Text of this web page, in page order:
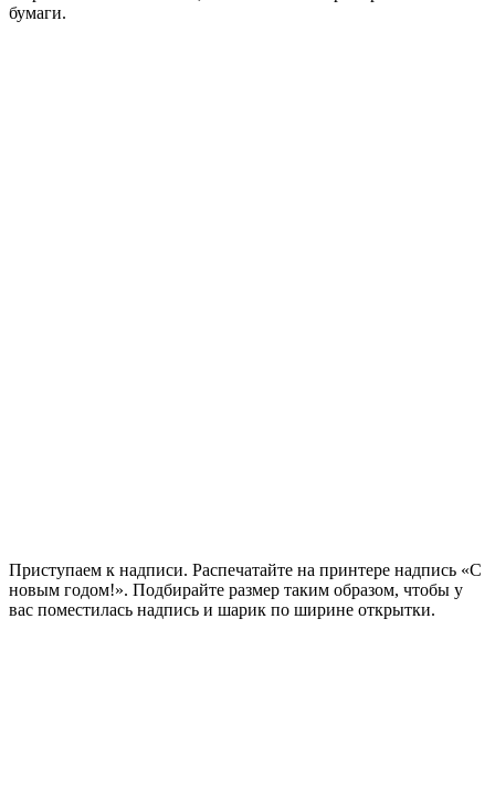
бумаги.
Приступаем к надписи. Распечатайте на принтере надпись «С
новым годом!». Подбирайте размер таким образом, чтобы у
вас поместилась надпись и шарик по ширине открытки.